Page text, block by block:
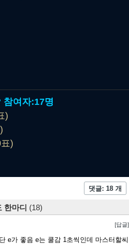
참여자:17명
)
)
댓글: 18 개
한마디 (18)
[답글]
e가 좋음 e는 쿨감 1초씩인데 마스터할씨